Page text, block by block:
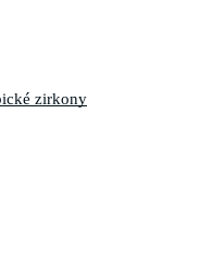
zirkony